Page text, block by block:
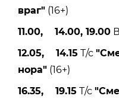
враг" (16+)
11.00, 14.00, 19.00
12.05, 14.15 Т/с
нора" (16+)
16.35, 19.15 Т/с